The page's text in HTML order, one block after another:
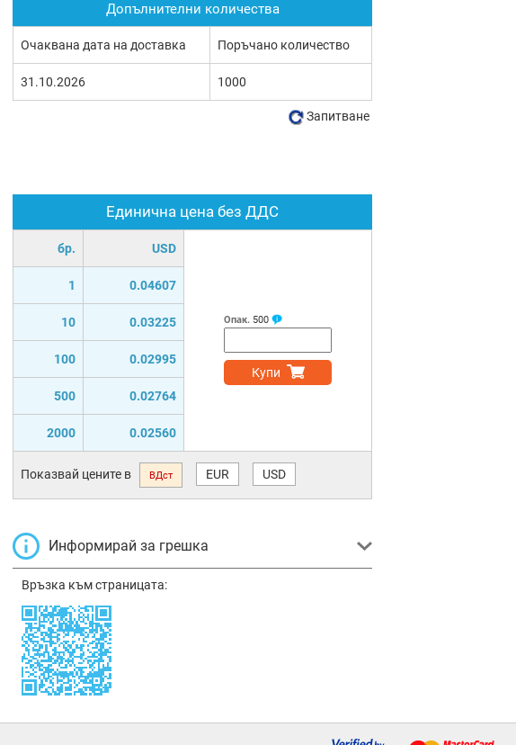
Единична цена без ДДС
бр. USD
1 0.04607
10 0.03225
100 0.02995
500 0.02764
2000 0.02560
Опак. 500
Купи
Показвай цените в ВДст EUR USD
Информирай за грешка
Връзка към страницата:
Допълнителни количества
Очаквана дата на доставка Поръчано количество
31.10.2026 1000
Запитване